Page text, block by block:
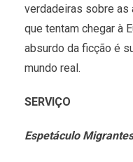
verdadeiras sobre as
que tentam chegar à
absurdo da ficção é
mundo real.
SERVIÇO
Espetáculo Migrantes